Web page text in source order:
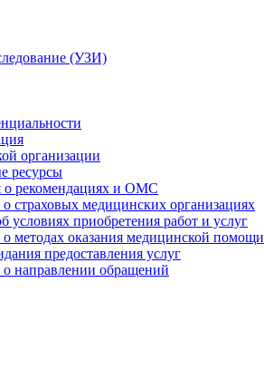
(УЗИ)
организации
ресурсы
о рекомендациях и ОМС
страховых медицинских организациях
условиях приобретения работ и услуг
методах оказания медицинской помощи
предоставления услуг
направлении обращений